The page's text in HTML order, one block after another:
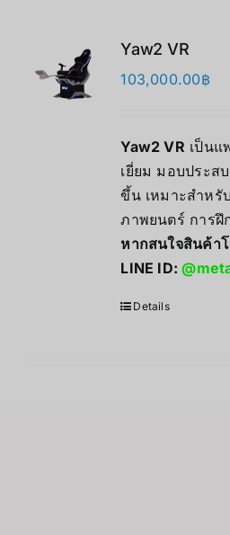
Yaw2 VR
103,000.00฿
Yaw2 VR เป็นแ
เยี่ยม มอบประส
ขึ้น เหมาะสำหรั
ภาพยนตร์ การฝึ
หากสนใจสินค้า
LINE ID:
Details